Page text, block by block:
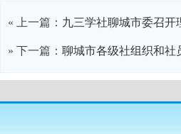
« 上一篇： 九三学社聊城市委召开
» 下一篇： 聊城市各级社组织和社